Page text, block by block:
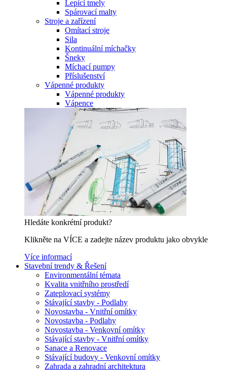
Lepící tmely
Spárovací malty
Stroje a zařízení
Omítací stroje
Sila
Kontinuální míchačky
Šneky
Míchací pumpy
Příslušenství
Vápenné produkty
Vápenné produkty
Vápence
Hledáte konkrétní produkt?
Klikněte na VÍCE a zadejte název produktu jako obvykle
Více informací
Stavební trendy & Řešení
Environmentální témata
Kvalita vnitřního prostředí
Zateplovací systémy
Stávající stavby - Podlahy
Novostavba - Vnitřní omítky
Novostavba - Podlahy
Novostavba - Venkovní omítky
Stávající stavby - Vnitřní omítky
Sanace a Renovace
Stávající budovy - Venkovní omítky
Zahrada a zahradní architektura